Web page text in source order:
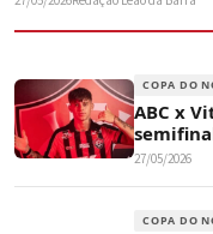
COPA DO
ABC x
27/05/2026
COPA DO